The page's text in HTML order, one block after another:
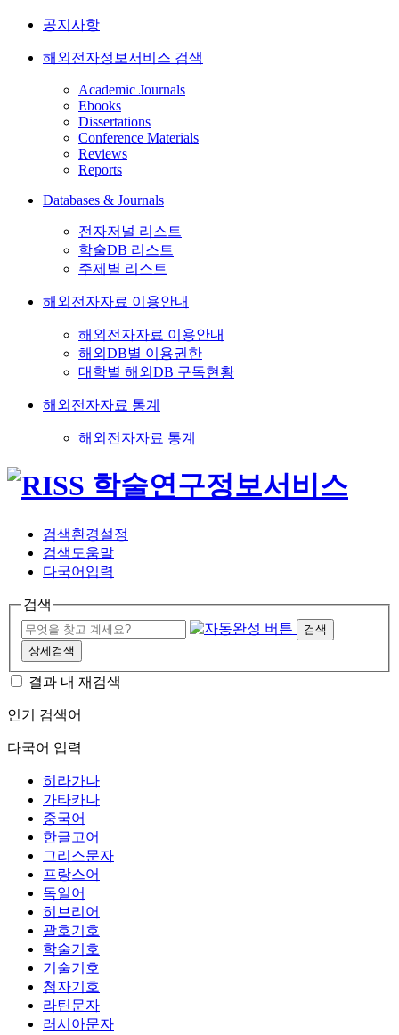
공지사항
해외전자정보서비스 검색
Academic Journals
Ebooks
Dissertations
Conference Materials
Reviews
Reports
Databases & Journals
전자저널 리스트
학술DB 리스트
주제별 리스트
해외전자자료 이용안내
해외전자자료 이용안내
해외DB별 이용권한
대학별 해외DB 구독현황
해외전자자료 통계
해외전자자료 통계
검색환경설정
검색도움말
다국어입력
검색
검색
상세검색
결과 내 재검색
인기 검색어
다국어 입력
히라가나
가타카나
중국어
한글고어
그리스문자
프랑스어
독일어
히브리어
괄호기호
학술기호
기술기호
첨자기호
라틴문자
러시아문자